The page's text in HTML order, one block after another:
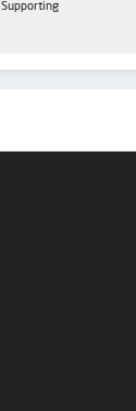
Supporting